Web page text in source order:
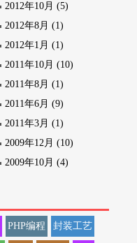
2012年10月 (5)
2012年8月 (1)
2012年1月 (1)
2011年10月 (10)
2011年8月 (1)
2011年6月 (9)
2011年3月 (1)
2009年12月 (10)
2009年10月 (4)
PHP编程 封装工艺